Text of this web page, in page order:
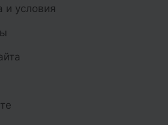
и условия